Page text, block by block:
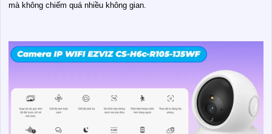
mà không chiếm quá nhiều không gian.